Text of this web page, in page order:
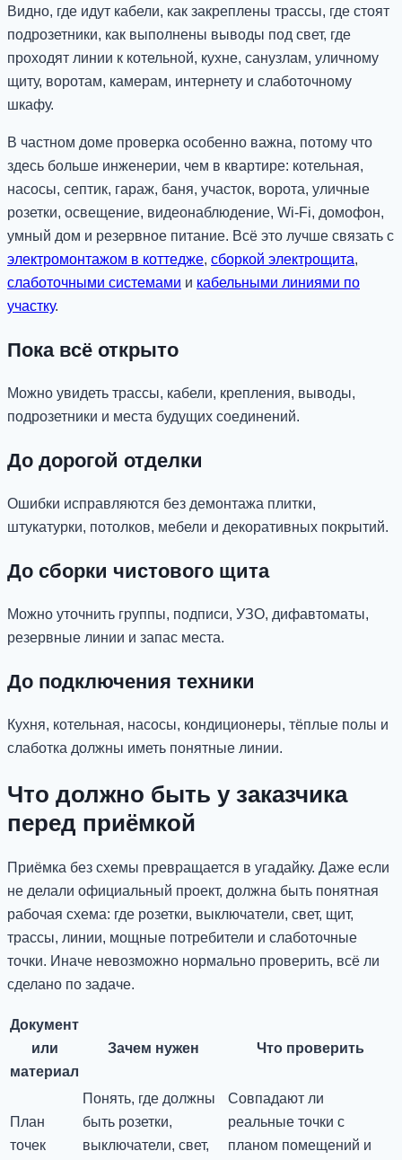
Видно, где идут кабели, как закреплены трассы, где стоят
подрозетники, как выполнены выводы под свет, где
проходят линии к котельной, кухне, санузлам, уличному
щиту, воротам, камерам, интернету и слаботочному
шкафу.
В частном доме проверка особенно важна, потому что
здесь больше инженерии, чем в квартире: котельная,
насосы, септик, гараж, баня, участок, ворота, уличные
розетки, освещение, видеонаблюдение, Wi-Fi, домофон,
умный дом и резервное питание. Всё это лучше связать с
электромонтажом в коттедже, сборкой электрощита,
слаботочными системами и кабельными линиями по
участку.
Пока всё открыто
Можно увидеть трассы, кабели, крепления, выводы,
подрозетники и места будущих соединений.
До дорогой отделки
Ошибки исправляются без демонтажа плитки,
штукатурки, потолков, мебели и декоративных покрытий.
До сборки чистового щита
Можно уточнить группы, подписи, УЗО, дифавтоматы,
резервные линии и запас места.
До подключения техники
Кухня, котельная, насосы, кондиционеры, тёплые полы и
слаботка должны иметь понятные линии.
Что должно быть у заказчика
перед приёмкой
Приёмка без схемы превращается в угадайку. Даже если
не делали официальный проект, должна быть понятная
рабочая схема: где розетки, выключатели, свет, щит,
трассы, линии, мощные потребители и слаботочные
точки. Иначе невозможно нормально проверить, всё ли
сделано по задаче.
Документ
или
материал
Зачем нужен Что проверить
План
точек
Понять, где должны
быть розетки,
выключатели, свет,
Совпадают ли
реальные точки с
планом помещений и